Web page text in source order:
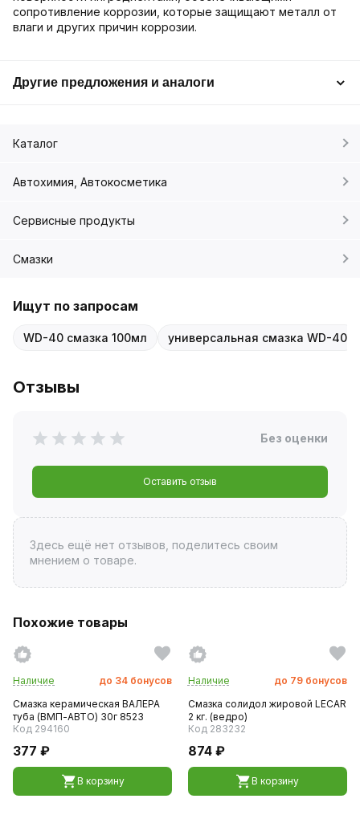
сопротивление коррозии, которые защищают металл от
влаги и других причин коррозии.
Другие предложения и аналоги
Каталог
Автохимия, Автокосметика
Сервисные продукты
Смазки
Ищут по запросам
WD-40 смазка 100мл универсальная смазка WD-40
Отзывы
Без оценки
Оставить отзыв
Здесь ещё нет отзывов, поделитесь своим
мнением о товаре.
Похожие товары
Наличие до 34 бонусов
Смазка керамическая ВАЛЕРА
туба (ВМП-АВТО) 30г 8523
Код 294160
377 ₽
В корзину
Наличие до 79 бонусов
Смазка солидол жировой LECAR
2 кг. (ведро)
Код 283232
874 ₽
В корзину